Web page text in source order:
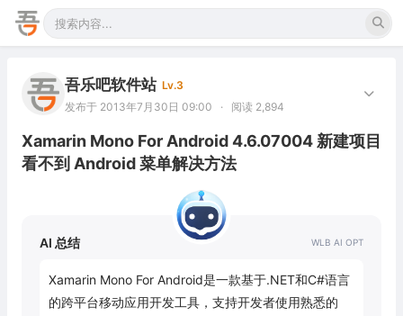
吾乐吧软件站 Lv.3
发布于 2013年7月30日 09:00
· 阅读 2,894
Xamarin Mono For Android 4.6.07004 新建项目
看不到 Android 菜单解决方法
AI 总结
Xamarin Mono For Android是一款基于.NET和C#语言
的跨平台移动应用开发工具，支持开发者使用熟悉的